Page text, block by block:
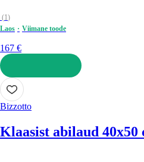
(1)
Laos
Viimane toode
167 €
LISA OSTUKORVI
Bizzotto
Klaasist abilaud